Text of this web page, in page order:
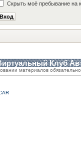
Скрыть моё пребывание на
Клуб
материалов обязательно